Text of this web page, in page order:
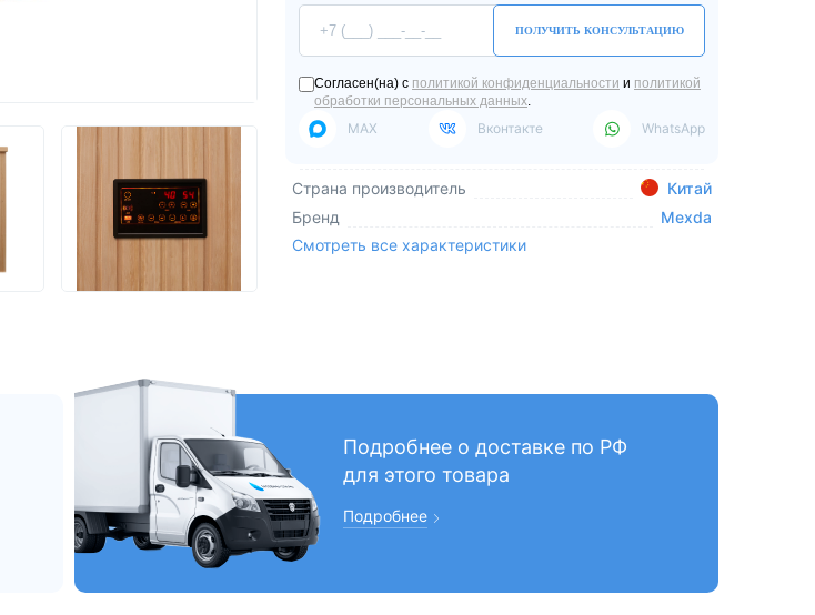
ПОЛУЧИТЬ КОНСУЛЬТАЦИЮ
Согласен(на) с политикой конфиденциальности и политикой
обработки персональных данных.
MAX Вконтакте WhatsApp
Страна производитель
Китай
Бренд
Mexda
Смотреть все характеристики
Подробнее о доставке по РФ
для этого товара
Подробнее